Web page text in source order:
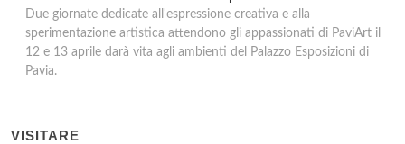
Due giornate dedicate all'espressione creativa e alla
sperimentazione artistica attendono gli appassionati di PaviArt il
12 e 13 aprile darà vita agli ambienti del Palazzo Esposizioni di
Pavia.
VISITARE